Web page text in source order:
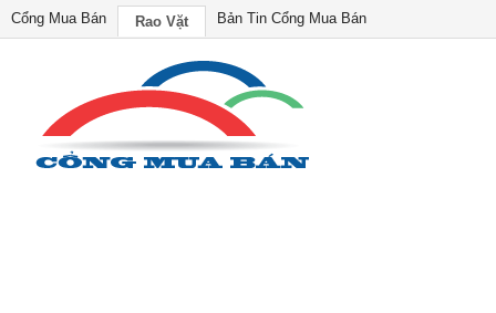
Cổng Mua Bán Rao Vặt Bản Tin Cổng Mua Bán